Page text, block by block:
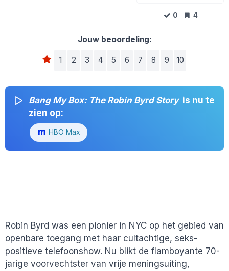
0 4
Jouw beoordeling:
1 2 3 4 5 6 7 8 9 10
Bang My Box: The Robin Byrd Story is nu te
zien op:
HBO Max
Robin Byrd was een pionier in NYC op het gebied van
openbare toegang met haar cultachtige, seks-
positieve telefoonshow. Nu blikt de flamboyante 70-
jarige voorvechtster van vrije meningsuiting,